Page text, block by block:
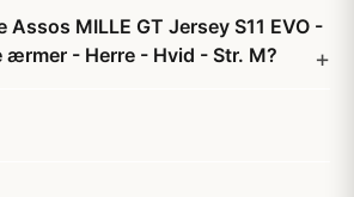
Assos MILLE GT Jersey S11 EVO -
- Herre - Hvid - Str. M?